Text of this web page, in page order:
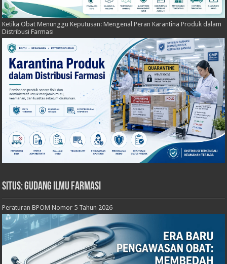
Ketika Obat Menunggu Keputusan: Mengenal Peran Karantina Produk dalam
Distribusi Farmasi
Situs: Gudang Ilmu Farmasi
Peraturan BPOM Nomor 5 Tahun 2026